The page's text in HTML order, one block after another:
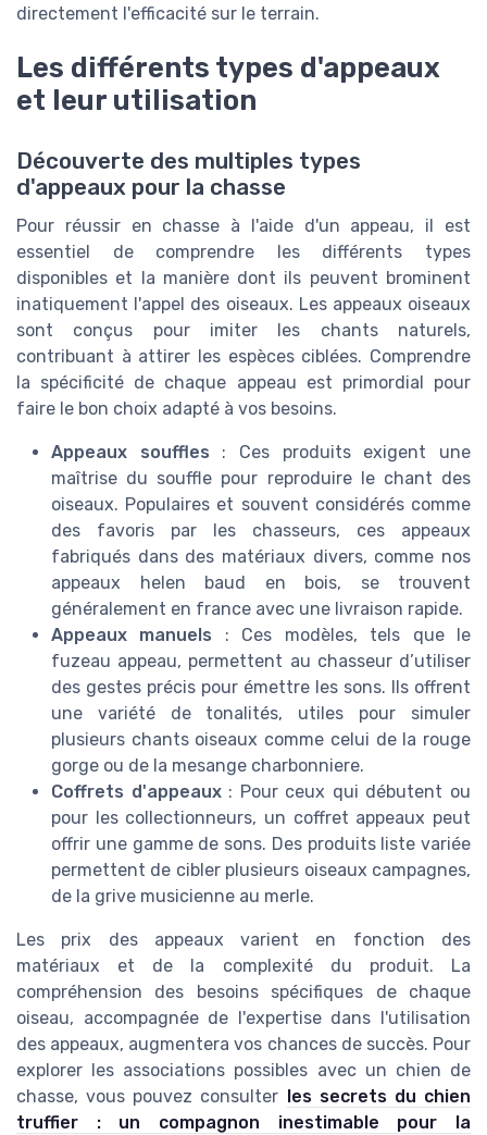
directement l'efficacité sur le terrain.
Les différents types d'appeaux
et leur utilisation
Découverte des multiples types
d'appeaux pour la chasse
Pour réussir en chasse à l'aide d'un appeau, il est
essentiel de comprendre les différents types
disponibles et la manière dont ils peuvent brominent
inatiquement l'appel des oiseaux. Les appeaux oiseaux
sont conçus pour imiter les chants naturels,
contribuant à attirer les espèces ciblées. Comprendre
la spécificité de chaque appeau est primordial pour
faire le bon choix adapté à vos besoins.
Appeaux souffles : Ces produits exigent une
maîtrise du souffle pour reproduire le chant des
oiseaux. Populaires et souvent considérés comme
des favoris par les chasseurs, ces appeaux
fabriqués dans des matériaux divers, comme nos
appeaux helen baud en bois, se trouvent
généralement en france avec une livraison rapide.
Appeaux manuels : Ces modèles, tels que le
fuzeau appeau, permettent au chasseur d’utiliser
des gestes précis pour émettre les sons. Ils offrent
une variété de tonalités, utiles pour simuler
plusieurs chants oiseaux comme celui de la rouge
gorge ou de la mesange charbonniere.
Coffrets d'appeaux: Pour ceux qui débutent ou
pour les collectionneurs, un coffret appeaux peut
offrir une gamme de sons. Des produits liste variée
permettent de cibler plusieurs oiseaux campagnes,
de la grive musicienne au merle.
Les prix des appeaux varient en fonction des
matériaux et de la complexité du produit. La
compréhension des besoins spécifiques de chaque
oiseau, accompagnée de l'expertise dans l'utilisation
des appeaux, augmentera vos chances de succès. Pour
explorer les associations possibles avec un chien de
chasse, vous pouvez consulter
les secrets du chien
truffier : un compagnon inestimable pour la